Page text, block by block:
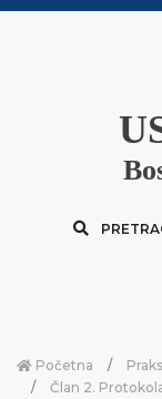
Početna
Član 2.